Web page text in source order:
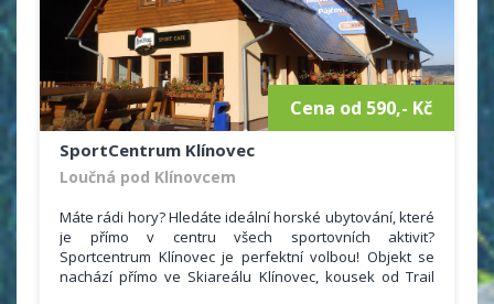
Cena od 590,- Kč
SportCentrum Klínovec
Loučná pod Klínovcem
Máte rádi hory? Hledáte ideální horské ubytování, které
je přímo v centru všech sportovních aktivit?
Sportcentrum Klínovec je perfektní volbou! Objekt se
nachází přímo ve Skiareálu Klínovec, kousek od Trail